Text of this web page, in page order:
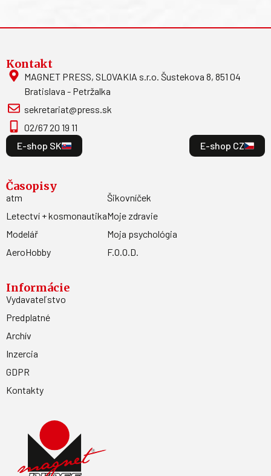
Kontakt
MAGNET PRESS, SLOVAKIA s.r.o. Šustekova 8, 851 04
Bratislava - Petržalka
sekretariat@press.sk
02/67 20 19 11
E-shop SK
E-shop CZ
Časopisy
atm
Letectví + kosmonautika
Modelář
AeroHobby
Šikovníček
Moje zdravie
Moja psychológia
F.O.O.D.
Informácie
Vydavateľstvo
Predplatné
Archív
Inzercia
GDPR
Kontakty